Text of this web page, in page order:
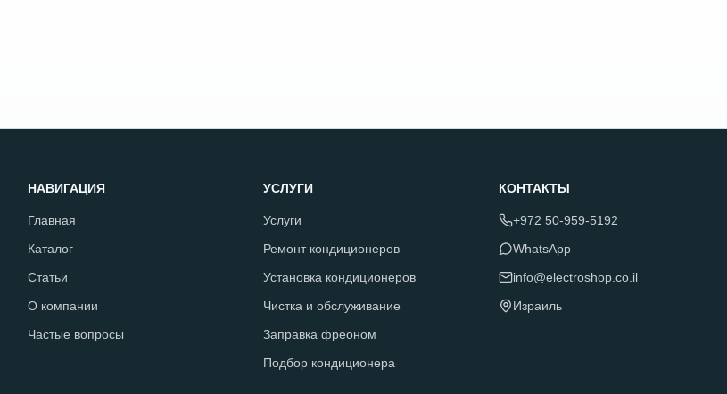
НАВИГАЦИЯ
Главная
Каталог
Статьи
О компании
Частые вопросы
УСЛУГИ
Услуги
Ремонт кондиционеров
Установка кондиционеров
Чистка и обслуживание
Заправка фреоном
Подбор кондиционера
КОНТАКТЫ
+972 50-959-5192
WhatsApp
info@electroshop.co.il
Израиль